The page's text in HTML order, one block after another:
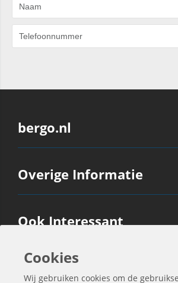
bergo.nl
Overige Informatie
Ook Interessant
Contactgegevens
Cookies
Wij gebruiken cookies om de